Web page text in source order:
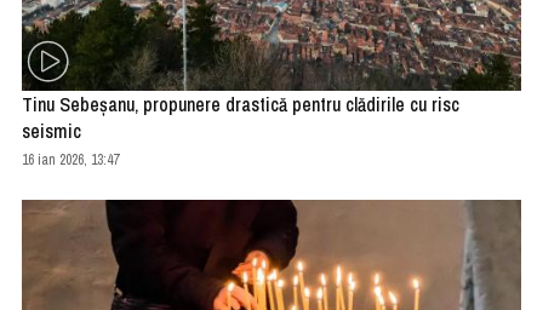
Tinu Sebeşanu, propunere drastică pentru clădirile cu risc
seismic
16 ian 2026, 13:47